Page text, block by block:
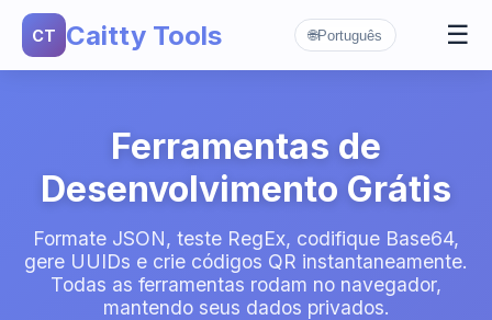
CT Caitty Tools
Ferramentas de
Dados
Gerador de Senhas
Gerador de Código QR
Codificador Base64
Gerador Hash MD5
🌐Português ☰
Ferramentas de
Desenvolvimento Grátis
Formate JSON, teste RegEx, codifique Base64,
gere UUIDs e crie códigos QR instantaneamente.
Todas as ferramentas rodam no navegador,
mantendo seus dados privados.